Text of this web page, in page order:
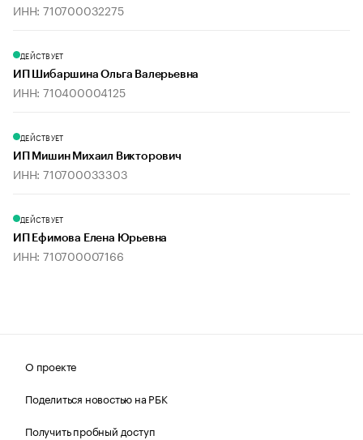
ИНН: 710700032275
ДЕЙСТВУЕТ
ИП Шибаршина Ольга Валерьевна
ИНН: 710400004125
ДЕЙСТВУЕТ
ИП Мишин Михаил Викторович
ИНН: 710700033303
ДЕЙСТВУЕТ
ИП Ефимова Елена Юрьевна
ИНН: 710700007166
О проекте
Поделиться новостью на РБК
Получить пробный доступ